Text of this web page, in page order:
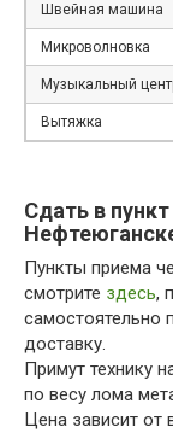
Швейная машина
Микроволновка
Музыкальный
Вытяжка
Сдать в
Пункты приема
смотрите здесь,
самостоятельно
доставку.
Примут технику
по весу лома
Цена зависит от